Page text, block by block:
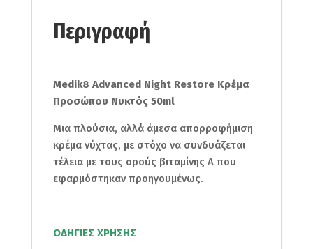
Περιγραφή
Medik8 Advanced Night Restore Κρέμα
Προσώπου Νυκτός 50ml
Μια πλούσια, αλλά άμεσα απορροφήμιση
κρέμα νύχτας, με στόχο να συνδυάζεται
τέλεια με τους ορούς βιταμίνης Α που
εφαρμόστηκαν προηγουμένως.
ΟΔΗΓΙΕΣ ΧΡΗΣΗΣ